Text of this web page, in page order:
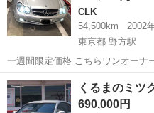
CLK
54,500km
2002
東京都 野方駅
一週間限定価格 こちらワンオーナ
ナンスは前オーナーから私までしっか
年12月 シルバー メンテナンスナンス内容 ・3000キロ毎にモービル1オ
イルで交換 ・...
東京 中野区 野方駅 CLK
くるまのミ
690,000円